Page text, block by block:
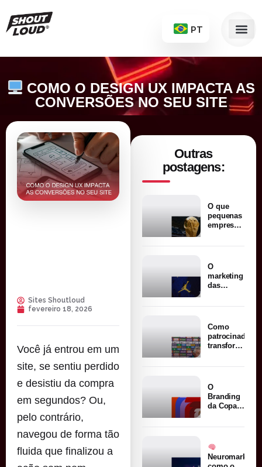
PT
COMO O DESIGN UX IMPACTA AS
CONVERSÕES NO SEU SITE
Sites Shoutloud
fevereiro 18, 2026
Você já entrou em um
site, se sentiu perdido
e desistiu da compra
em segundos? Ou,
pelo contrário,
navegou de forma tão
fluida que finalizou a
Outras
postagens:
O que
pequenas
empresas
Copa do
Mundo
sobre
branding
O
marketing
das
escudo
vale
bilhões
Como
patrocinadores
transformam
em
vendas
O
Branding
da Copa
ela é
considerada
uma das